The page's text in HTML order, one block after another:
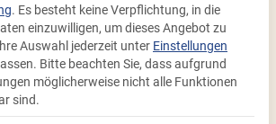
. Es besteht keine Verpflichtung, in die
einzuwilligen, um dieses Angebot zu
Auswahl jederzeit unter Einstellungen
Bitte beachten Sie, dass aufgrund
möglicherweise nicht alle Funktionen
sind.